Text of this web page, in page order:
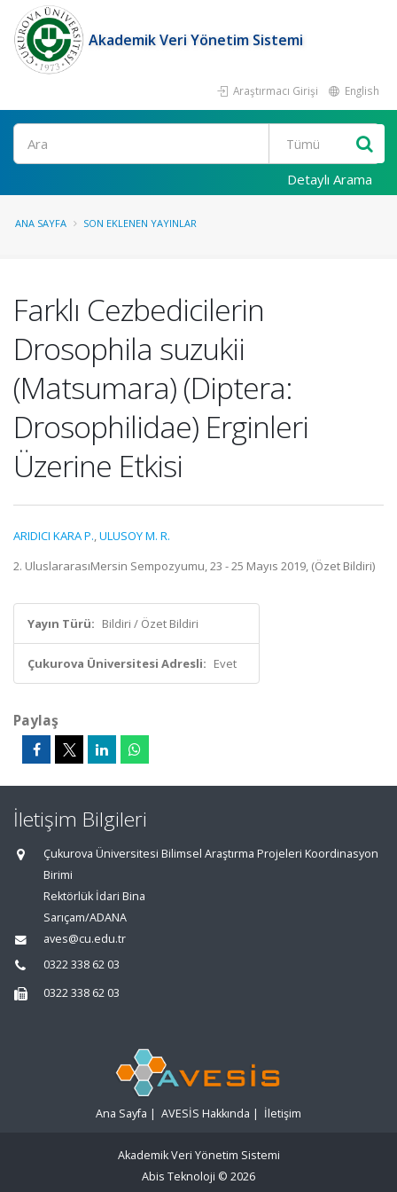
Akademik Veri Yönetim Sistemi
Araştırmacı Girişi English
Ara
Detaylı Arama
ANA SAYFA SON EKLENEN YAYINLAR
Farklı Cezbedicilerin
Drosophila suzukii
(Matsumara) (Diptera:
Drosophilidae) Erginleri
Üzerine Etkisi
ARIDICI KARA P.,ULUSOY M. R.
2. UluslararasıMersin Sempozyumu, 23 - 25 Mayıs 2019, (Özet Bildiri)
Yayın Türü: Bildiri / Özet Bildiri
Çukurova Üniversitesi Adresli: Evet
Paylaş
İletişim Bilgileri
Çukurova Üniversitesi Bilimsel Araştırma Projeleri Koordinasyon
Birimi
Rektörlük İdari Bina
Sarıçam/ADANA
aves@cu.edu.tr
0322 338 62 03
0322 338 62 03
Ana Sayfa | AVESİS Hakkında | İletişim
Akademik Veri Yönetim Sistemi
Abis Teknoloji © 2026